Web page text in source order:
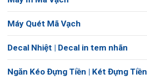
Máy Quét Mã Vạch
Decal Nhiệt | Decal in tem nhãn
Ngăn Kéo Đựng Tiền | Két Đựng Tiền